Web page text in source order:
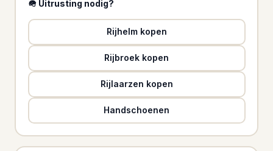
🪖 Uitrusting nodig?
Rijhelm kopen
Rijbroek kopen
Rijlaarzen kopen
Handschoenen